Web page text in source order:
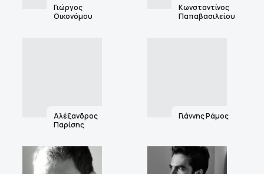
Γιώργος
Οικονόμου
Κωνσταντίνος
Παπαβασιλείου
Αλέξανδρος
Παρίσης
Γιάννης Ράμος